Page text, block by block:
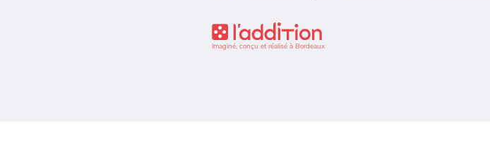
Imaginé, conçu et réalisé à Bordeaux